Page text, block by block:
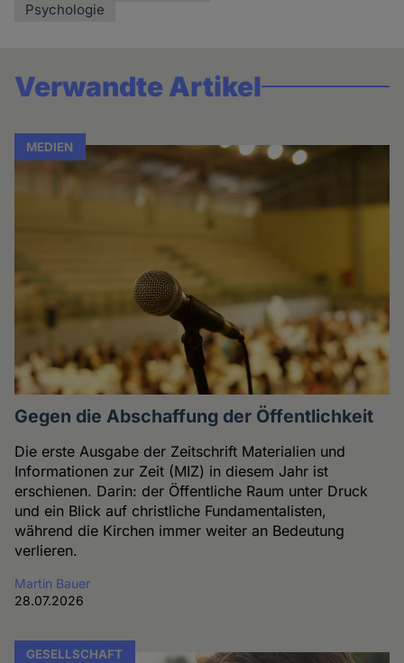
Psychologie
Verwandte Artikel
MEDIEN
Gegen die Abschaffung der Öffentlichkeit
Die erste Ausgabe der Zeitschrift Materialien und
Informationen zur Zeit (MIZ) in diesem Jahr ist
erschienen. Darin: der Öffentliche Raum unter Druck
und ein Blick auf christliche Fundamentalisten,
während die Kirchen immer weiter an Bedeutung
verlieren.
Martin Bauer
28.07.2026
GESELLSCHAFT